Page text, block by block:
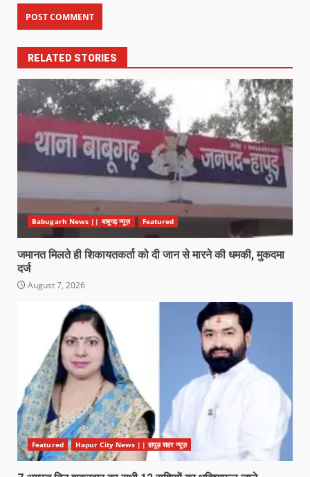
RELATED STORIES
Babugarh News || बाबूगढ़ न्यूज़ Featured
जमानत मिलते ही शिकायतकर्ता को दी जान से मारने की धमकी, मुकदमा
दर्ज
August 7, 2026
Featured Hapur City News || हापुड़ शहर न्यूज़